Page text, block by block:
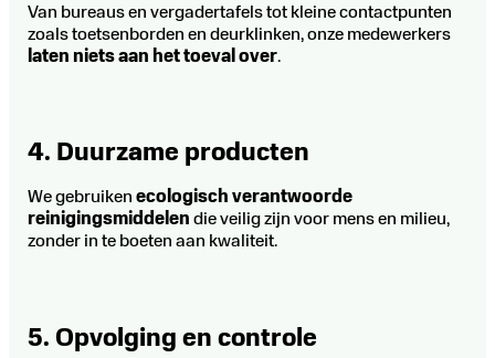
Van bureaus en vergadertafels tot kleine contactpunten
zoals toetsenborden en deurklinken, onze medewerkers
laten niets aan het toeval over.
4. Duurzame producten
We gebruikenecologisch verantwoorde
reinigingsmiddelen die veilig zijn voor mens en milieu,
zonder in te boeten aan kwaliteit.
5. Opvolging en controle